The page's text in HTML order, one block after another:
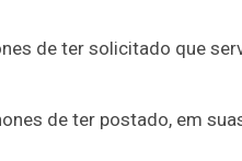
de ter solicitado que
de ter postado, em